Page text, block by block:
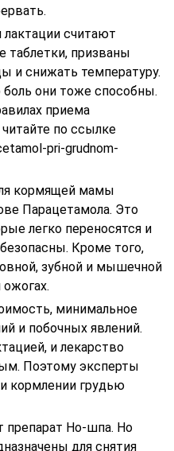
считают
таблетки, призваны
и снижать температуру.
они тоже способны.
приема
по ссылке
pri-grudnom-
кормящей мамы
Парацетамола. Это
легко переносятся и
Кроме того,
зубной и мышечной
минимальное
и побочных явлений.
и лекарство
Поэтому эксперты
кормлении грудью
Но-шпа. Но
для снятия